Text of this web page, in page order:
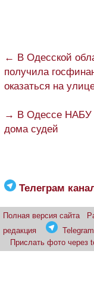
← В Одесской
получила
оказаться на
→ В Одессе НАБУ
дома судей
Телеграм
Полная версия сайта
редакция
Прислать фото через